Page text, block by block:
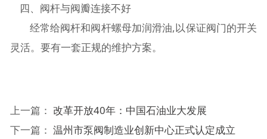
四、阀杆与阀瓣连接不好
经常给阀杆和阀杆螺母加润滑油,以保证阀门的开关
灵活。要有一套正规的维护方案。
上一篇： 改革开放40年：中国石油业大发展
下一篇： 温州市泵阀制造业创新中心正式认定成立